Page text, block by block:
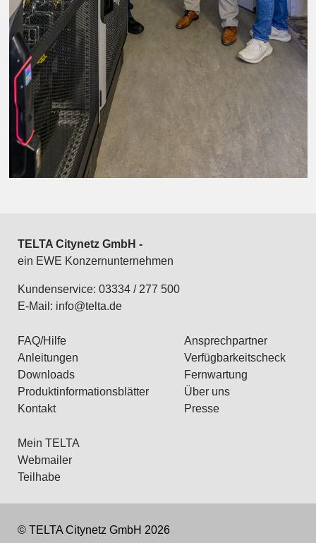
TELTA Citynetz GmbH -
ein EWE Konzernunternehmen
Kundenservice: 03334 / 277 500
E-Mail: info@telta.de
FAQ/Hilfe
Anleitungen
Downloads
Produktinformationsblätter
Kontakt
Ansprechpartner
Verfügbarkeitscheck
Fernwartung
Über uns
Presse
Mein TELTA
Webmailer
Teilhabe
© TELTA Citynetz GmbH 2026